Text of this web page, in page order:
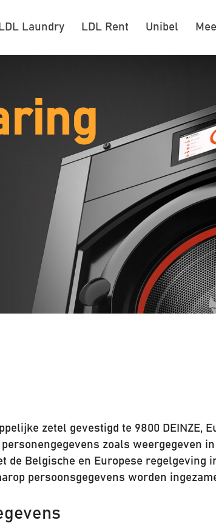
LDL Laundry LDL Rent Unibel
zetel gevestigd te 9800 DEINZE,
zoals weergegeven
Belgische en Europese regelgeving
persoonsgegevens worden